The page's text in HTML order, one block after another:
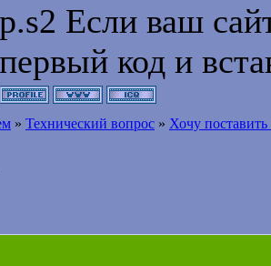
components..."\n';
out += '
out += '<param
out += '<param
p.s2 Если ваш
первый код и
» Технический вопрос » Хочу